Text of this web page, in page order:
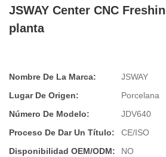
JSWAY Center CNC
planta
Nombre De La Marca:
JSWAY
Lugar De Origen:
Porcelana
Número De Modelo:
JDV640
Proceso De Dar Un Título:
CE/ISO
Disponibilidad OEM/ODM:
NO